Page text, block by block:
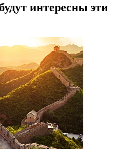
интересны эти